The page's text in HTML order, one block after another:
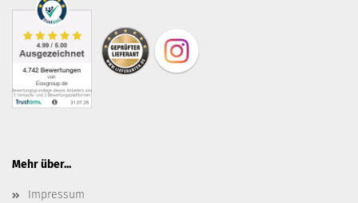
Mehr über...
Impressum